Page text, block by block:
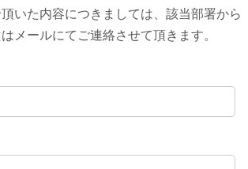
いた内容につきましては、該当部署から
メールにてご連絡させて頂きます。